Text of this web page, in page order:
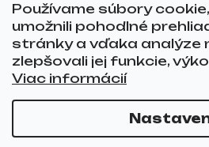
Používame súbory
umožnili pohodlné
stránky a vďaka analýze
zlepšovali jej funkcie,
Viac informácií
Hviezdoslavov
Tel.č.:0911 271 302
Email: